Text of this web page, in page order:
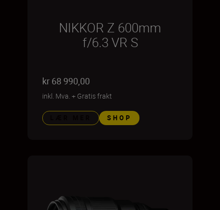
NIKKOR Z 600mm
f/6.3 VR S
kr 68 990,00
inkl. Mva. + Gratis frakt
SHOP